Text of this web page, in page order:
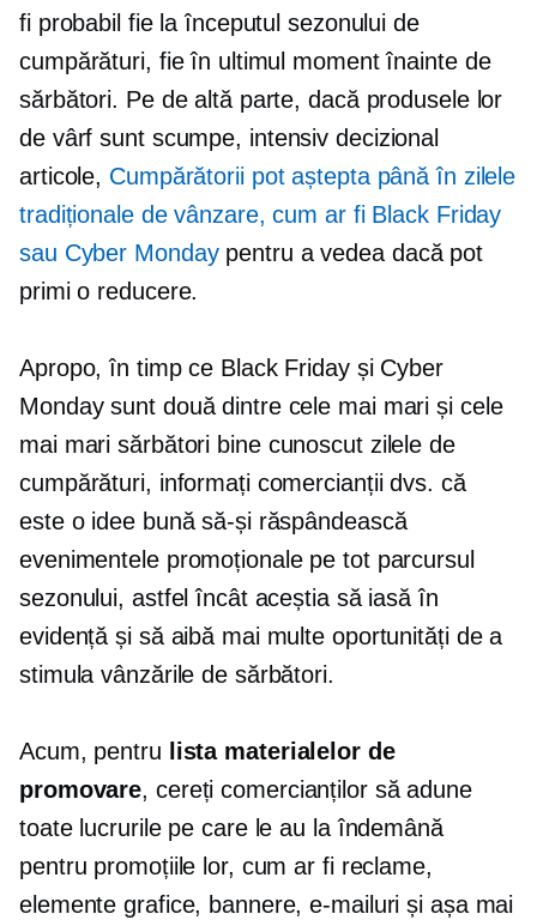
fi probabil fie la începutul sezonului de
cumpărături, fie în ultimul moment înainte de
sărbători. Pe de altă parte, dacă produsele lor
de vârf sunt scumpe, intensiv decizional
articole, Cumpărătorii pot aștepta până în zilele
tradiționale de vânzare, cum ar fi Black Friday
sau Cyber ​​Mondaypentru a vedea dacă pot
primi o reducere.
Apropo, în timp ce Black Friday și Cyber ​​
Monday sunt două dintre cele mai mari și cele
mai mari sărbători bine cunoscutzilele de
cumpărături, informați comercianții dvs. că
este o idee bună să-și răspândească
evenimentele promoționale pe tot parcursul
sezonului, astfel încât aceștia să iasă în
evidență și să aibă mai multe oportunități de a
stimula vânzările de sărbători.
Acum, pentru
lista materialelor de
promovare, cereți comercianților să adune
toate lucrurile pe care le au la îndemână
pentru promoțiile lor, cum ar fi reclame,
elemente grafice, bannere, e-mailuri și așa mai